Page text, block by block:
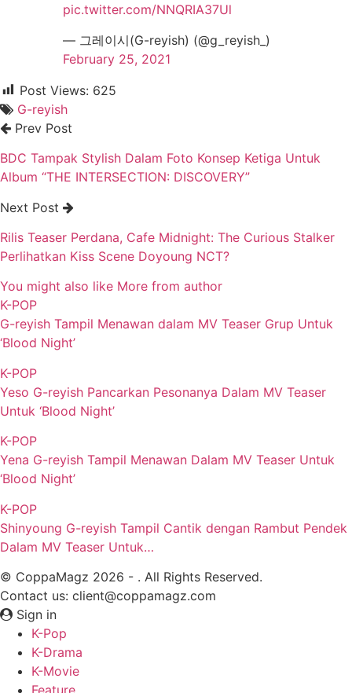
pic.twitter.com/NNQRIA37Ul
— 그레이시(G-reyish) (@g_reyish_)
February 25, 2021
Post Views: 625
G-reyish
Prev Post
BDC Tampak Stylish Dalam Foto Konsep Ketiga Untuk
Album “THE INTERSECTION: DISCOVERY”
Next Post
Rilis Teaser Perdana, Cafe Midnight: The Curious Stalker
Perlihatkan Kiss Scene Doyoung NCT?
You might also like More from author
K-POP
G-reyish Tampil Menawan dalam MV Teaser Grup Untuk
‘Blood Night’
K-POP
Yeso G-reyish Pancarkan Pesonanya Dalam MV Teaser
Untuk ‘Blood Night’
K-POP
Yena G-reyish Tampil Menawan Dalam MV Teaser Untuk
‘Blood Night’
K-POP
Shinyoung G-reyish Tampil Cantik dengan Rambut Pendek
Dalam MV Teaser Untuk…
© CoppaMagz 2026 - . All Rights Reserved.
Contact us: client@coppamagz.com
Sign in
K-Pop
K-Drama
K-Movie
Feature